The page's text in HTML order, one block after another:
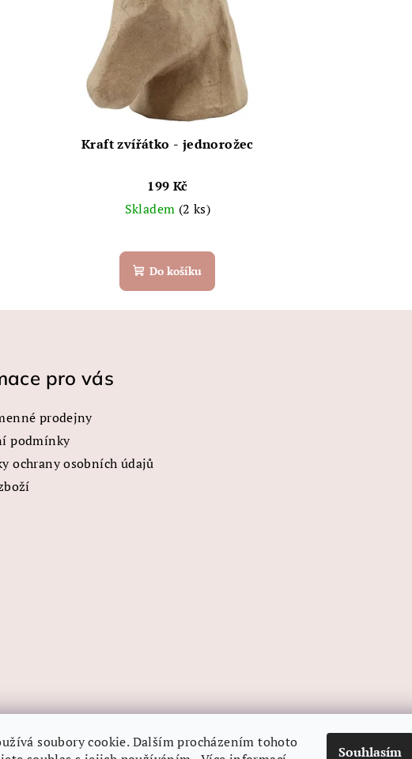
soubory cookie. Dalším procházením tohoto
Souhlasím
Kraft zvířátko - jednorožec
199 Kč
Skladem (2 ks)
Do košíku
pro vás
prodejny
podmínky
ochrany osobních údajů